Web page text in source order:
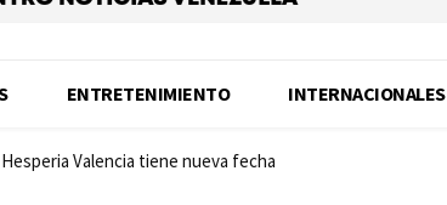
ENTRETENIMIENTO INTERNACIONALES
Valencia tiene nueva fecha